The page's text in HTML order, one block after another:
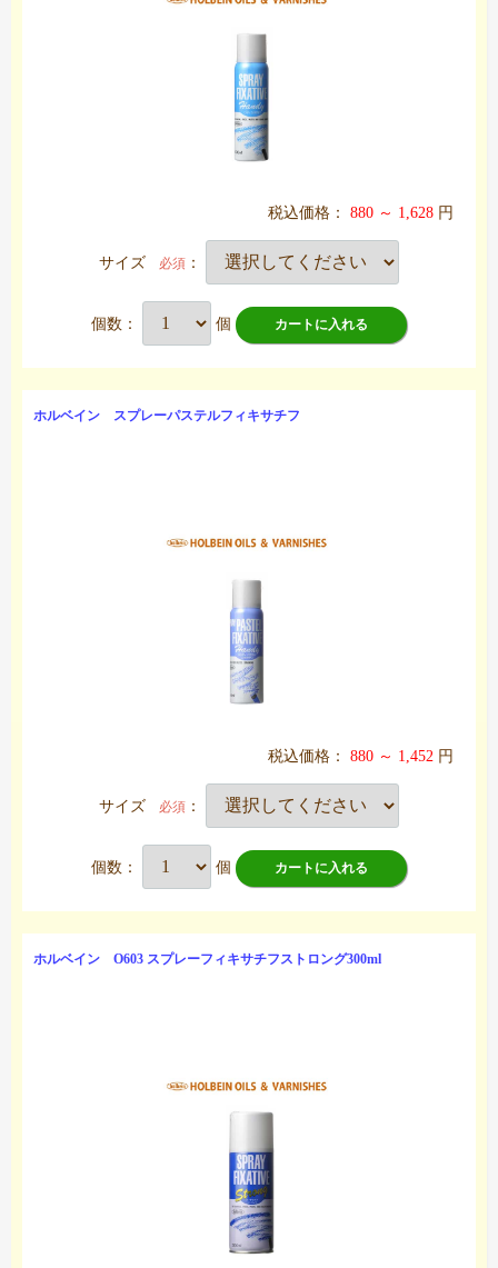
税込価格： 880 ～ 1,628 円
サイズ 必須 ：
個数： 個 カートに入れる
ホルベイン スプレーパステルフィキサチフ
税込価格： 880 ～ 1,452 円
サイズ 必須 ：
個数： 個 カートに入れる
ホルベイン O603 スプレーフィキサチフストロング300ml